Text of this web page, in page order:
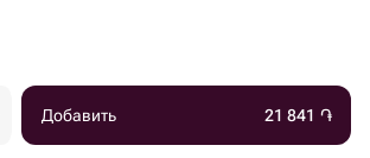
Добавить 21 841 ֏